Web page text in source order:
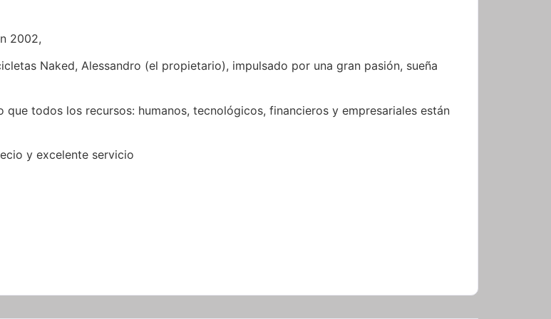
2002,
Naked, Alessandro (el propietario), impulsado por una gran pasión, sueña
todos los recursos: humanos, tecnológicos, financieros y empresariales están
y excelente servicio